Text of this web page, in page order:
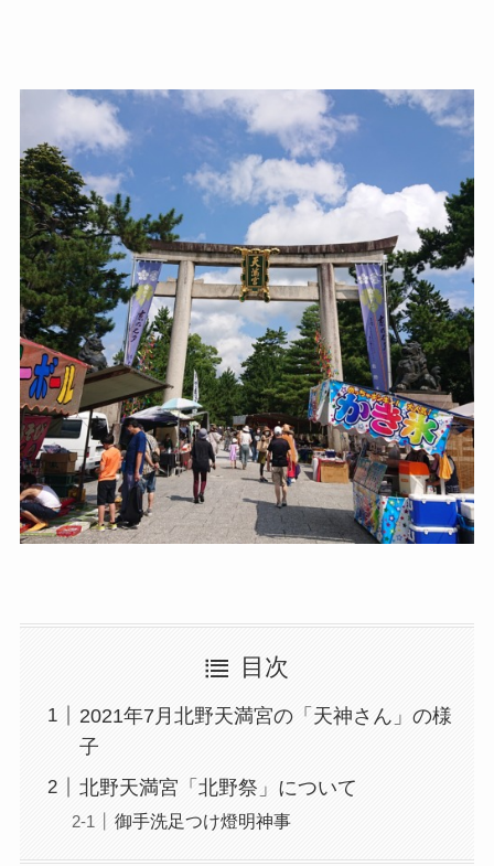
目次
2021年7月北野天満宮の「天神さん」の様
子
北野天満宮「北野祭」について
御手洗足つけ燈明神事